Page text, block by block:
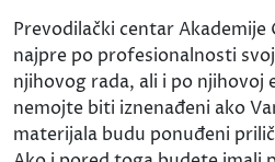
Prevodilački centar
najpre po profesionalnosti
njihovog rada, ali i po njihovoj
nemojte biti iznenađeni ako
materijala budu ponuđeni